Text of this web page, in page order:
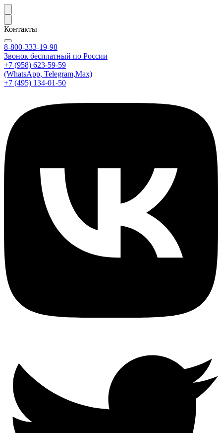
Контакты
8-800-333-19-98
Звонок бесплатный по России
+7 (958) 623-59-59
(WhatsApp, Telegram,Max)
+7 (495) 134-01-50